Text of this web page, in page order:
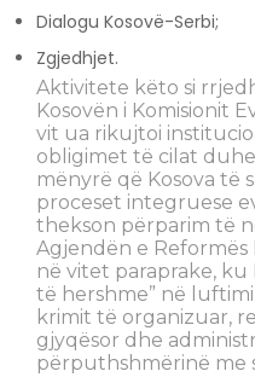
Dialogu Kosovë-Serbi;
Zgjedhjet.
Aktivitete këto si
Kosovën i Komisionit
vit ua rikujtoi
obligimet të cilat
mënyrë që Kosova të
proceset integruese
thekson përparim të
Agjendën e Reformës
në vitet paraprake, ku
të hershme” në
krimit të organizuar,
gjyqësor dhe
përputhshmërinë me